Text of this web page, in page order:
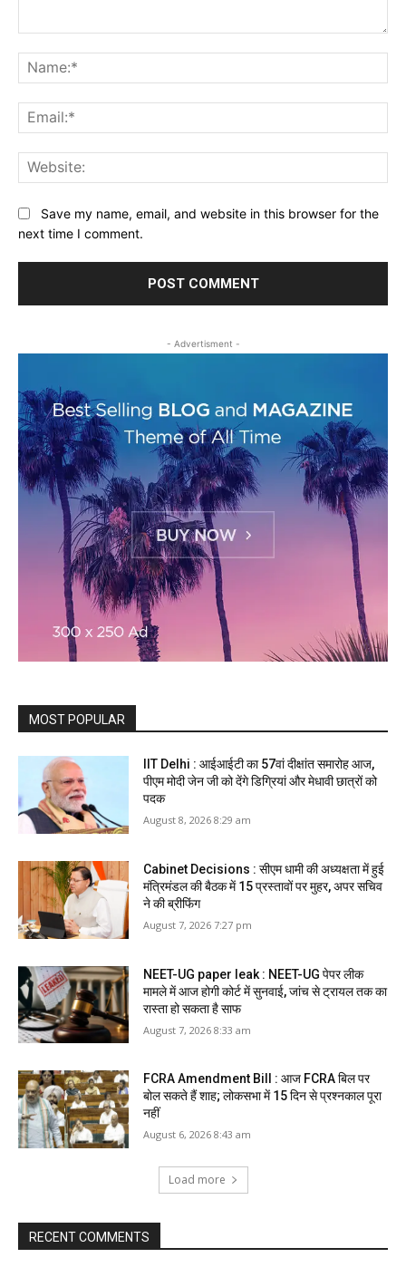
Save my name, email, and website in this browser for the
next time I comment.
- Advertisment -
MOST POPULAR
IIT Delhi : आईआईटी का 57वां दीक्षांत समारोह आज,
पीएम मोदी जेन जी को देंगे डिग्रियां और मेधावी छात्रों को
पदक
August 8, 2026 8:29 am
Cabinet Decisions : सीएम धामी की अध्यक्षता में हुई
मंत्रिमंडल की बैठक में 15 प्रस्तावों पर मुहर, अपर सचिव
ने की ब्रीफिंग
August 7, 2026 7:27 pm
NEET-UG paper leak : NEET-UG पेपर लीक
मामले में आज होगी कोर्ट में सुनवाई, जांच से ट्रायल तक का
रास्ता हो सकता है साफ
August 7, 2026 8:33 am
FCRA Amendment Bill : आज FCRA बिल पर
बोल सकते हैं शाह; लोकसभा में 15 दिन से प्रश्नकाल पूरा
नहीं
August 6, 2026 8:43 am
Load more
RECENT COMMENTS